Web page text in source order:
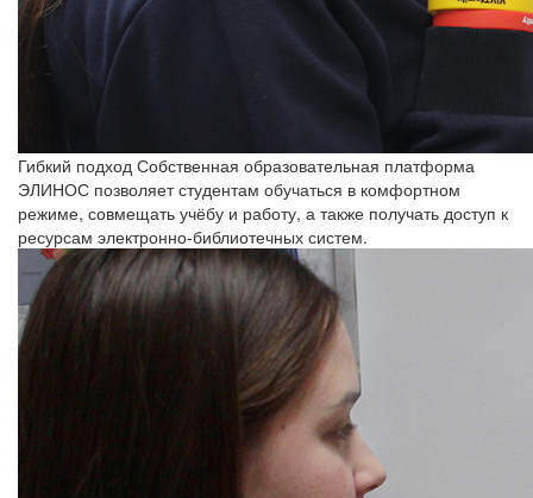
Гибкий подход Собственная образовательная платформа
ЭЛИНОС позволяет студентам обучаться в комфортном
режиме, совмещать учёбу и работу, а также получать доступ к
ресурсам электронно-библиотечных систем.